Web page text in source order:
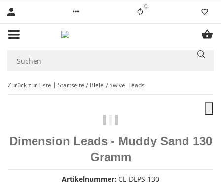
0Liste ist leer
Zurück zur Liste Startseite Bleie Swivel Leads
Dimension Leads - Muddy Sand 130
Gramm
Artikelnummer: CL-DLPS-130